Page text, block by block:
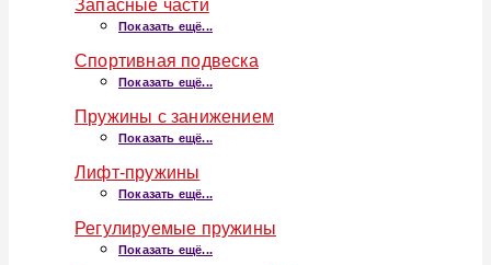
Запасные части
Показать ещё...
Спортивная подвеска
Показать ещё...
Пружины с занижением
Показать ещё...
Лифт-пружины
Показать ещё...
Регулируемые пружины
Показать ещё...